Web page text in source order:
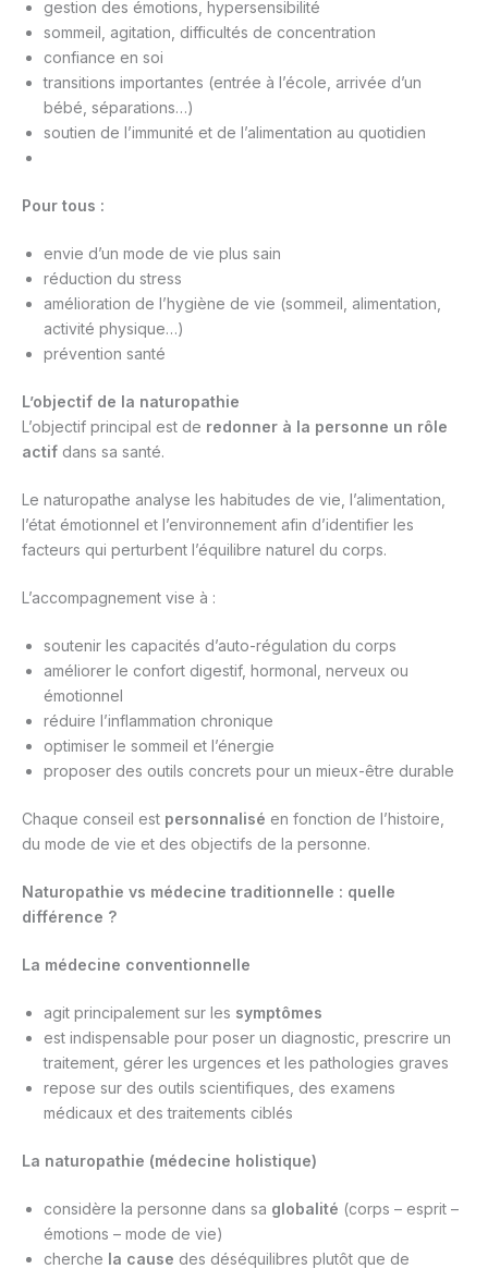
gestion des émotions, hypersensibilité
sommeil, agitation, difficultés de concentration
confiance en soi
transitions importantes (entrée à l’école, arrivée d’un
bébé, séparations…)
soutien de l’immunité et de l’alimentation au quotidien
Pour tous :
envie d’un mode de vie plus sain
réduction du stress
amélioration de l’hygiène de vie (sommeil, alimentation,
activité physique…)
prévention santé
L’objectif de la naturopathie
L’objectif principal est de redonner à la personne un rôle
actif dans sa santé.
Le naturopathe analyse les habitudes de vie, l’alimentation,
l’état émotionnel et l’environnement afin d’identifier les
facteurs qui perturbent l’équilibre naturel du corps.
L’accompagnement vise à :
soutenir les capacités d’auto-régulation du corps
améliorer le confort digestif, hormonal, nerveux ou
émotionnel
réduire l’inflammation chronique
optimiser le sommeil et l’énergie
proposer des outils concrets pour un mieux-être durable
Chaque conseil est personnalisé en fonction de l’histoire,
du mode de vie et des objectifs de la personne.
Naturopathie vs médecine traditionnelle : quelle
différence ?
La médecine conventionnelle
agit principalement sur les symptômes
est indispensable pour poser un diagnostic, prescrire un
traitement, gérer les urgences et les pathologies graves
repose sur des outils scientifiques, des examens
médicaux et des traitements ciblés
La naturopathie (médecine holistique)
considère la personne dans sa globalité (corps – esprit –
émotions – mode de vie)
cherche la cause des déséquilibres plutôt que de